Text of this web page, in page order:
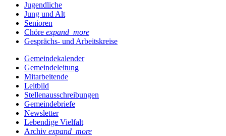
Jugendliche
Jung und Alt
Senioren
Chöre expand_more
Gesprächs- und Arbeitskreise
Gemeindekalender
Gemeindeleitung
Mitarbeitende
Leitbild
Stellenausschreibungen
Gemeindebriefe
Newsletter
Lebendige Vielfalt
Archiv expand_more